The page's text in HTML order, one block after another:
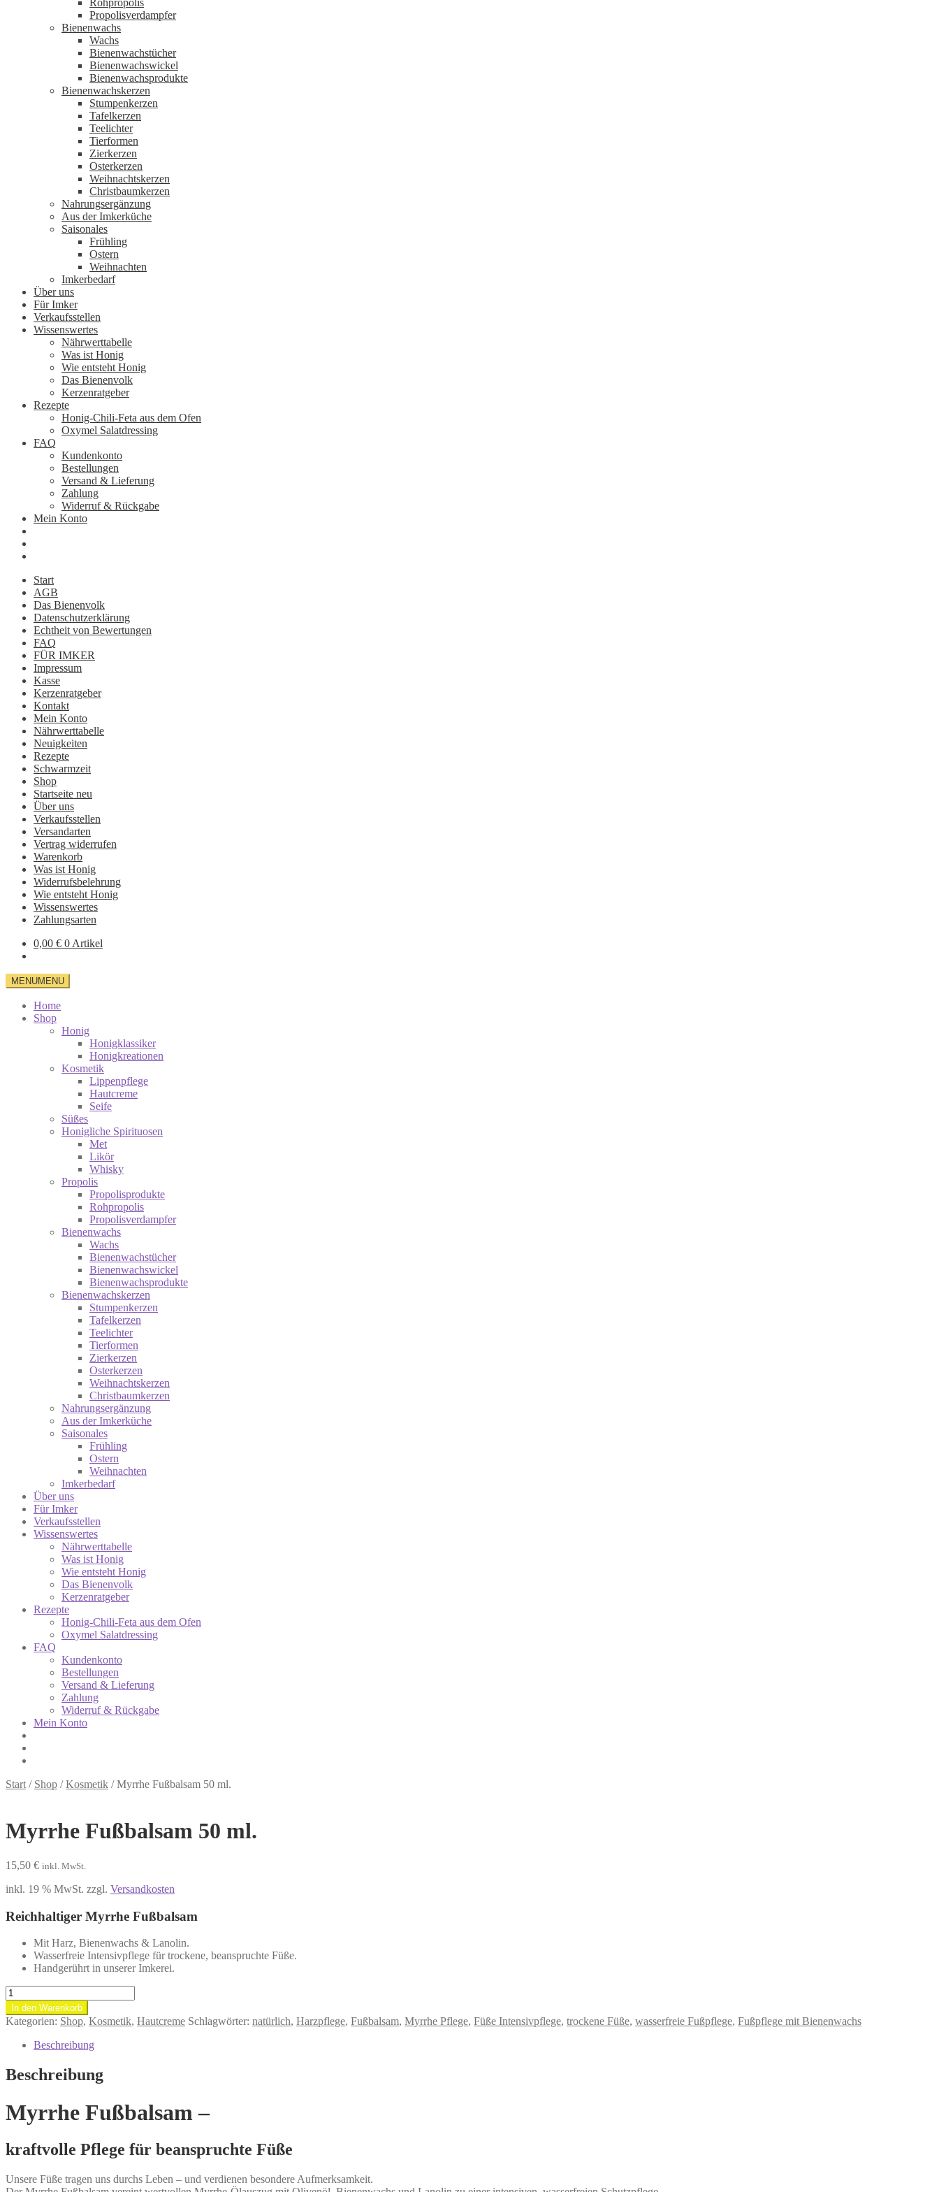
Rohpropolis
Propolisverdampfer
Bienenwachs
Wachs
Bienenwachstücher
Bienenwachswickel
Bienenwachsprodukte
Bienenwachskerzen
Stumpenkerzen
Tafelkerzen
Teelichter
Tierformen
Zierkerzen
Osterkerzen
Weihnachtskerzen
Christbaumkerzen
Nahrungsergänzung
Aus der Imkerküche
Saisonales
Frühling
Ostern
Weihnachten
Imkerbedarf
Über uns
Für Imker
Verkaufsstellen
Wissenswertes
Nährwerttabelle
Was ist Honig
Wie entsteht Honig
Das Bienenvolk
Kerzenratgeber
Rezepte
Honig-Chili-Feta aus dem Ofen
Oxymel Salatdressing
FAQ
Kundenkonto
Bestellungen
Versand & Lieferung
Zahlung
Widerruf & Rückgabe
Mein Konto
Start
AGB
Das Bienenvolk
Datenschutzerklärung
Echtheit von Bewertungen
FAQ
FÜR IMKER
Impressum
Kasse
Kerzenratgeber
Kontakt
Mein Konto
Nährwerttabelle
Neuigkeiten
Rezepte
Schwarmzeit
Shop
Startseite neu
Über uns
Verkaufsstellen
Versandarten
Vertrag widerrufen
Warenkorb
Was ist Honig
Widerrufsbelehrung
Wie entsteht Honig
Wissenswertes
Zahlungsarten
0,00 € 0 Artikel
MENUMENU
Home
Shop
Honig
Honigklassiker
Honigkreationen
Kosmetik
Lippenpflege
Hautcreme
Seife
Süßes
Honigliche Spirituosen
Met
Likör
Whisky
Propolis
Propolisprodukte
Rohpropolis
Propolisverdampfer
Bienenwachs
Wachs
Bienenwachstücher
Bienenwachswickel
Bienenwachsprodukte
Bienenwachskerzen
Stumpenkerzen
Tafelkerzen
Teelichter
Tierformen
Zierkerzen
Osterkerzen
Weihnachtskerzen
Christbaumkerzen
Nahrungsergänzung
Aus der Imkerküche
Saisonales
Frühling
Ostern
Weihnachten
Imkerbedarf
Über uns
Für Imker
Verkaufsstellen
Wissenswertes
Nährwerttabelle
Was ist Honig
Wie entsteht Honig
Das Bienenvolk
Kerzenratgeber
Rezepte
Honig-Chili-Feta aus dem Ofen
Oxymel Salatdressing
FAQ
Kundenkonto
Bestellungen
Versand & Lieferung
Zahlung
Widerruf & Rückgabe
Mein Konto
Start / Shop /Kosmetik /Myrrhe Fußbalsam 50 ml.
Myrrhe Fußbalsam 50 ml.
15,50 € inkl. MwSt.
inkl. 19 % MwSt. zzgl. Versandkosten
Reichhaltiger Myrrhe Fußbalsam
Mit Harz, Bienenwachs & Lanolin.
Wasserfreie Intensivpflege für trockene, beanspruchte Füße.
Handgerührt in unserer Imkerei.
Myrrhe
Fußbalsam
50
ml.
Menge
In den Warenkorb
Kategorien: Shop, Kosmetik, Hautcreme Schlagwörter: natürlich, Harzpflege, Fußbalsam, Myrrhe Pflege, Füße Intensivpflege, trockene Füße, wasserfreie Fußpflege, Fußpflege mit Bienenwachs
Beschreibung
Beschreibung
Myrrhe Fußbalsam –
kraftvolle Pflege für beanspruchte Füße
Unsere Füße tragen uns durchs Leben – und verdienen besondere Aufmerksamkeit.